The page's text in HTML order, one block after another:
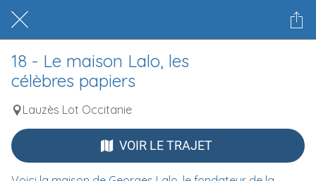
18 - Le maison Lalo, les
célèbres papiers
Lauzès Lot Occitanie
VOIR LE TRAJET